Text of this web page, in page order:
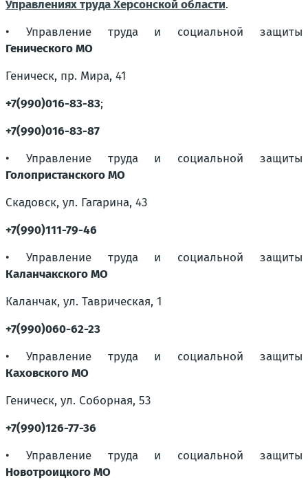
Управлениях труда Херсонской области.
• Управление труда и социальной защиты
Генического МО
Геническ, пр. Мира, 41
+7(990)016-83-83;
+7(990)016-83-87
• Управление труда и социальной защиты
Голопристанского МО
Скадовск, ул. Гагарина, 43
+7(990)111-79-46
• Управление труда и социальной защиты
Каланчакского МО
Каланчак, ул. Таврическая, 1
+7(990)060-62-23
• Управление труда и социальной защиты
Каховского МО
Геническ, ул. Соборная, 53
+7(990)126-77-36
• Управление труда и социальной защиты
Новотроицкого МО